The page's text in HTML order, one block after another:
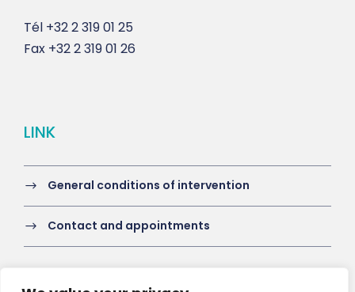
Tél +32 2 319 01 25
Fax +32 2 319 01 26
LINK
General conditions of intervention
Contact and appointments